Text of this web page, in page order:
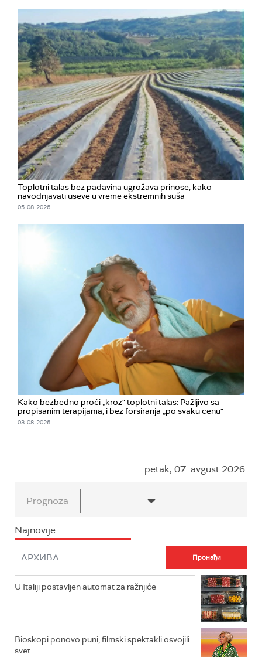
Toplotni talas bez padavina ugrožava prinose, kako
navodnjavati useve u vreme ekstremnih suša
05. 08. 2026.
Kako bezbedno proći „kroz" toplotni talas: Pažljivo sa
propisanim terapijama, i bez forsiranja „po svaku cenu"
03. 08. 2026.
petak, 07. avgust 2026.
Prognoza
Najnovije
U Italiji postavljen automat za ražnjiće
Bioskopi ponovo puni, filmski spektakli osvojili
svet